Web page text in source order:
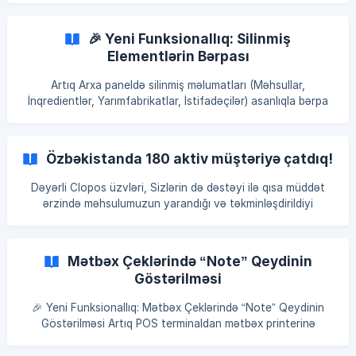
🎉 Yeni Funksionallıq: Silinmiş
Elementlərin Bərpası
Artıq Arxa paneldə silinmiş məlumatları (Məhsullar,
İnqredientlər, Yarımfabrikatlar, İstifadəçilər) asanlıqla bərpa
sonra avtomatik silinmə Yeni tablar: “Silinmiş Məhsullar”,
“Silinmiş İnqredientlər”, “Silinmiş Yarımfabrikatlar”, “Silinmiş
İstifadəçilər” ** İcazə ilə idarə et:** Vəzifələr bölməsində
“Zibil qutusu” altındakı icazələrdən **“
Özbəkistanda 180 aktiv müştəriyə çatdıq!
Dəyərli Clopos üzvləri, Sizlərin də dəstəyi ilə qısa müddət
ərzində məhsulumuzun yarandığı və təkminləşdirildiyi
Səudiyyə Ərəbistanı, Türkiyə, Rusiya, Gürcüstan,
Qazaxıstan, Polşa, Hollandiya kimi ölkələrdə müxtəlif
Mətbəx Çeklərində “Note” Qeydinin
Göstərilməsi
🎉 Yeni Funksionallıq: Mətbəx Çeklərində “Note” Qeydinin
Göstərilməsi Artıq POS terminaldan mətbəx printerinə